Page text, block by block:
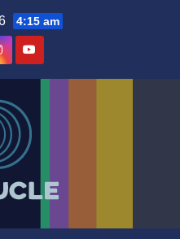
4:15 am